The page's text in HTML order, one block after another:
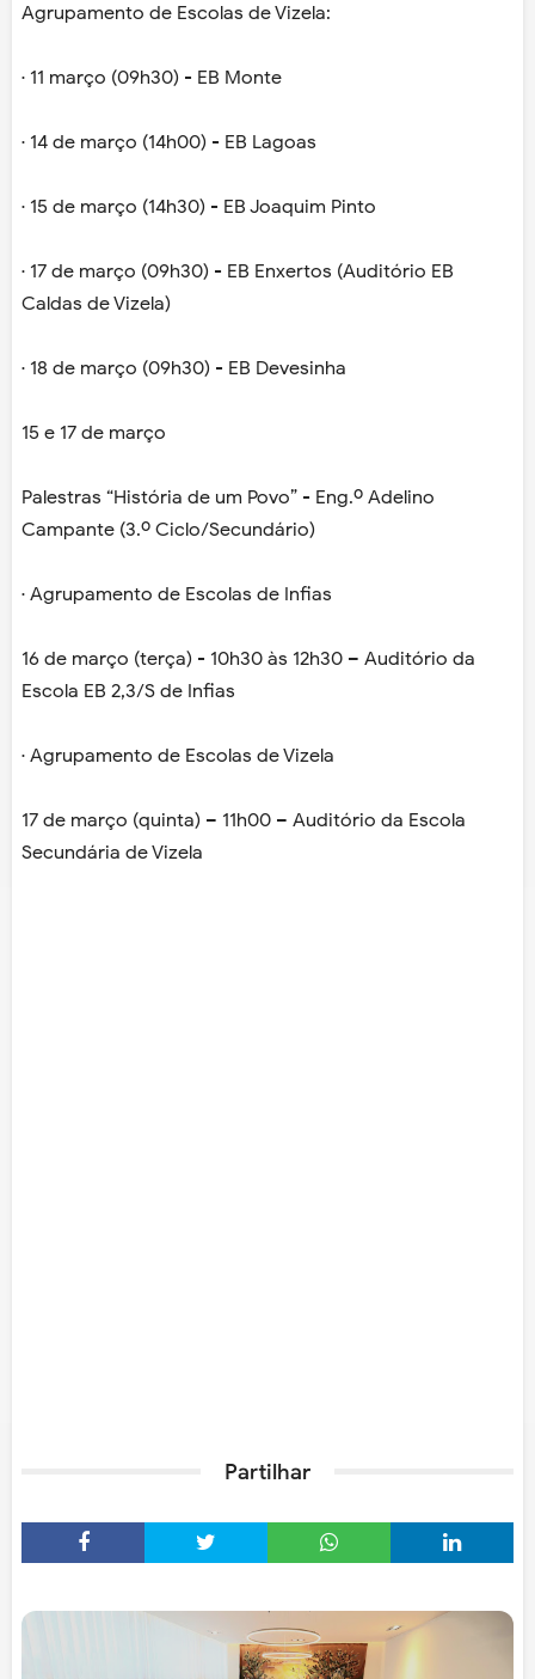
Agrupamento de Escolas de Vizela:
· 11 março (09h30) - EB Monte
· 14 de março (14h00) - EB Lagoas
· 15 de março (14h30) - EB Joaquim Pinto
· 17 de março (09h30) - EB Enxertos (Auditório EB
Caldas de Vizela)
· 18 de março (09h30) - EB Devesinha
15 e 17 de março
Palestras “História de um Povo” - Eng.º Adelino
Campante (3.º Ciclo/Secundário)
· Agrupamento de Escolas de Infias
16 de março (terça) - 10h30 às 12h30 – Auditório da
Escola EB 2,3/S de Infias
· Agrupamento de Escolas de Vizela
17 de março (quinta) – 11h00 – Auditório da Escola
Secundária de Vizela
Partilhar